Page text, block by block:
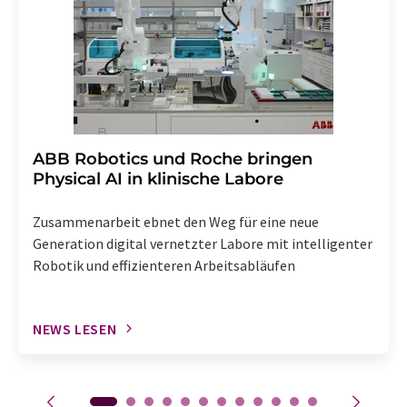
Abbestellung des entsprechenden Newsletters
enthalten.
​​​​​​​ABB Robotics und Roche bringen
Physical AI in klinische Labore
Zusammenarbeit ebnet den Weg für eine neue
Generation digital vernetzter Labore mit intelligenter
Robotik und effizienteren Arbeitsabläufen
NEWS LESEN